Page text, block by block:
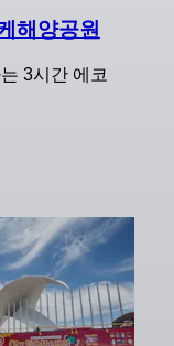
해양공원
3시간 에코